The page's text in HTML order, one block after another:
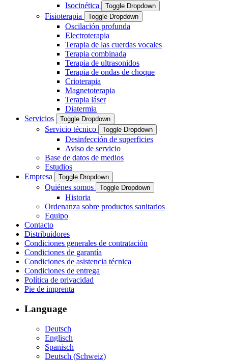
Isocinética
Toggle Dropdown
Fisioterapia Toggle Dropdown
Oscilación profunda
Electroterapia
Terapia de las cuerdas vocales
Terapia combinada
Terapia de ultrasonidos
Terapia de ondas de choque
Crioterapia
Magnetoterapia
Terapia láser
Diatermia
Servicios
Toggle Dropdown
Servicio técnico Toggle Dropdown
Desinfección de superficies
Aviso de servicio
Base de datos de medios
Estudios
Empresa
Toggle Dropdown
Quiénes somos Toggle Dropdown
Historia
Ordenanza sobre productos sanitarios
Equipo
Contacto
Distribuidores
Condiciones generales de contratación
Condiciones de garantía
Condiciones de asistencia técnica
Condiciones de entrega
Política de privacidad
Pie de imprenta
Language
Deutsch
Englisch
Spanisch
Deutsch (Schweiz)